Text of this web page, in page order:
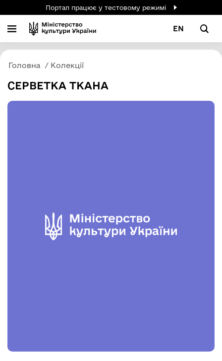
Портал працює у тестовому режимі
EN
Головна Колекції
СЕРВЕТКА ТКАНА